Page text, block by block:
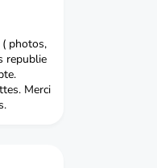
( photos,
republie
Merci